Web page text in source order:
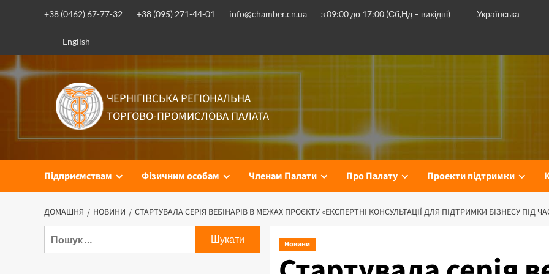
+38 (0462) 67-77-32 +38 (095) 271-44-01 info@chamber.cn.ua з 09:00 до 17:00 (Сб,Нд – вихідні) Українська
English
ЧЕРНІГІВСЬКА РЕГІОНАЛЬНА
ТОРГОВО-ПРОМИСЛОВА ПАЛАТА
Підприємствам Фізичним особам Членам Палати Про Палату Проекти підтримки
ДОМАШНЯ НОВИНИ СТАРТУВАЛА СЕРІЯ ВЕБІНАРІВ В МЕЖАХ ПРОЄКТУ «ЕКСПЕРТНІ КОНСУЛЬТАЦІЇ ДЛЯ ПІДТРИМКИ БІЗНЕСУ ПІД
Новини